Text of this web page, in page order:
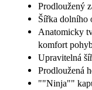
Prodloužený
Šířka dolního
Anatomicky
komfort
Upravitelná
Prodloužená
""Ninja""